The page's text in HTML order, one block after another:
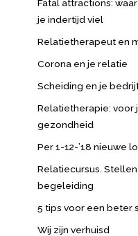
Fatal attractions:
je indertijd viel
Relatietherapeut en
Corona en je relatie
Scheiding en je
Relatietherapie: voor
gezondheid
Per 1-12-’18 nieuwe
Relatiecursus.
begeleiding
5 tips voor een beter
Wij zijn verhuisd